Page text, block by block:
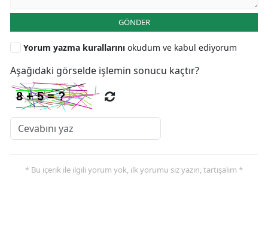
GÖNDER
Yorum yazma kurallarını okudum ve kabul ediyorum
Aşağıdaki görselde işlemin sonucu kaçtır?
* Bu içerik ile ilgili yorum yok, ilk yorumu siz yazın, tartışalım *